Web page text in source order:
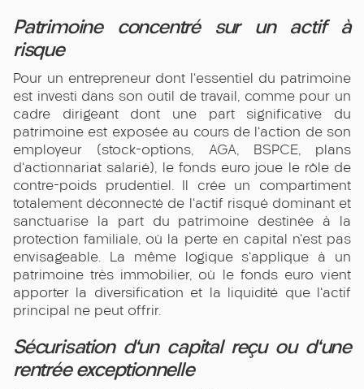
Patrimoine concentré sur un actif à
risque
Pour un entrepreneur dont l'essentiel du patrimoine
est investi dans son outil de travail, comme pour un
cadre dirigeant dont une part significative du
patrimoine est exposée au cours de l'action de son
employeur (stock-options, AGA, BSPCE, plans
d'actionnariat salarié), le fonds euro joue le rôle de
contre-poids prudentiel. Il crée un compartiment
totalement déconnecté de l'actif risqué dominant et
sanctuarise la part du patrimoine destinée à la
protection familiale, où la perte en capital n'est pas
envisageable. La même logique s'applique à un
patrimoine très immobilier, où le fonds euro vient
apporter la diversification et la liquidité que l'actif
principal ne peut offrir.
Sécurisation d'un capital reçu ou d'une
rentrée exceptionnelle